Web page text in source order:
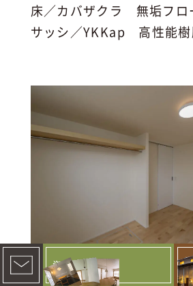
床／カバザクラ 無垢フロ
サッシ／YKKap 高性能
資料請求